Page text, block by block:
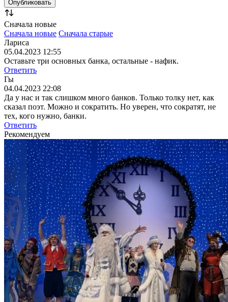
Сначала новые
Сначала новые Сначала старые
Лариса
05.04.2023 12:55
Оставьте три основных банка, остальные - нафик.
Ответить
Гы
04.04.2023 22:08
Да у нас и так слишком много банков. Только толку нет, как
сказал поэт. Можно и сократить. Но уверен, что сократят, не
тех, кого нужно, банки.
Ответить
Рекомендуем